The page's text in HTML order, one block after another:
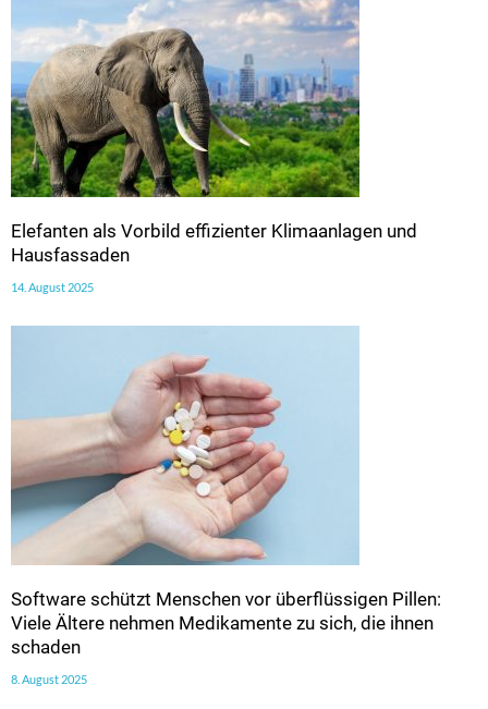
Elefanten als Vorbild effizienter Klimaanlagen und
Hausfassaden
14. August 2025
Software schützt Menschen vor überflüssigen Pillen:
Viele Ältere nehmen Medikamente zu sich, die ihnen
schaden
8. August 2025